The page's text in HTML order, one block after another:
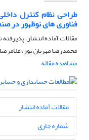
طراحی نظام کنترل
فناوری های نوظهور در
مقالات آماده انتشار، پذیرفته
محمدرضا مهربان پور،
مشاهده مقاله
مقالات آماده انتشار
شماره جاری